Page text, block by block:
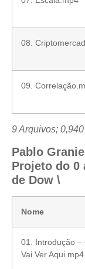
08.
09.
9 Arquivos;
Pablo
Projeto do 0
de Dow \
Nome
01. Introdução –
Vai Ver Aqui.mp4